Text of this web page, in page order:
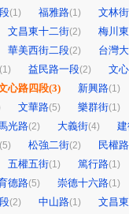
(1) 福雅路(1) 文林街
文昌東十二街(2) 梅川
華美西街二段(2) 台灣
(1) 益民路一段(2) 文
心路四段(3) 新興路(1)
文華路(5) 樂群街(1)
光路(2) 大義街(4)
(5) 松強二街(2) 民權路
五權五街(1) 篤行路(1)
德路(5) 崇德十六路(1)
(2) 中山路(1) 文昌